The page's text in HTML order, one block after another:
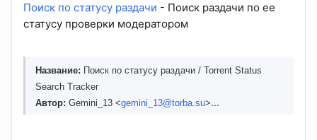
Поиск по статусу раздачи - Поиск раздачи по ее
статусу проверки модератором
Название: Поиск по статусу раздачи / Torrent Status
Search Tracker
Автор: Gemini_13 <gemini_13@torba.su>...